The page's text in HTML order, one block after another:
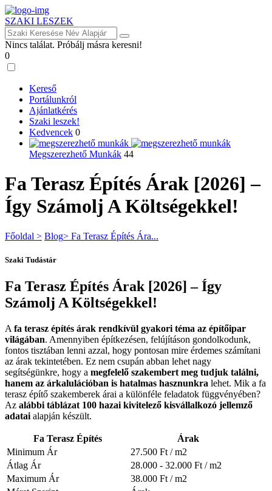
SZAKI LESZEK
Nincs találat. Próbálj másra keresni!
0
Kereső
Portálunkról
Ajánlatkérés
Szaki leszek!
Kedvencek 0
Megszerezhető Munkák 44
Fa Terasz Építés Árak [2026] –
Így Számolj A Költségekkel!
Főoldal > Blog> Fa Terasz Építés Ára...
Szaki Tudástár
Fa Terasz Építés Árak [2026] – Így
Számolj A Költségekkel!
A fa terasz építés árak rendkívül gyakori téma az építőipar
világában. Amennyiben építkezésen, felújításon gondolkodunk,
fontos tisztában lenni azzal, hogy pontosan mire érdemes számítani
az árak tekintetében. Ez nem csupán abban lehet nagy
segítségünkre, hogy a megfelelő szakembert meg tudjuk találni,
hanem az árkalulációban is hatalmas hasznunkra lehet. Mik a fa
terasz építő szakemberek árai a különféle feladatok függvényében?
Az alábbi táblázat 100 hazai kivitelező kisvállalkozó jellemző
adatai alapján készült.
Fa Terasz Építés
Árak
Minimum Ár
27.500 Ft / m2
Átlag Ár
28.000 - 32.000 Ft / m2
Maximum Ár
38.000 Ft / m2